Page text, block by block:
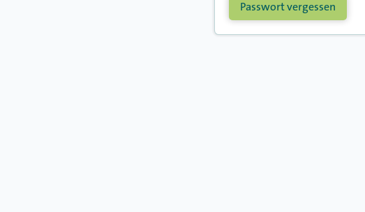
Passwort vergessen